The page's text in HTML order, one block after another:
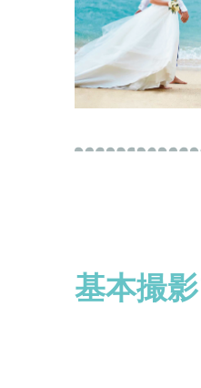
基本撮